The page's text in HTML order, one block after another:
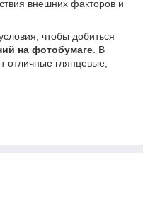
внешних факторов и
чтобы добиться
на фотобумаге . В
отличные глянцевые,